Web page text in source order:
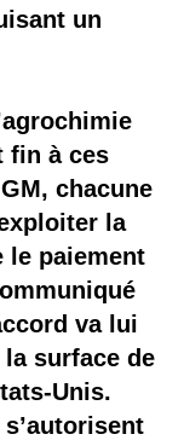
un
fin à ces
chacune
la
le paiement
va lui
la surface de
Unis.